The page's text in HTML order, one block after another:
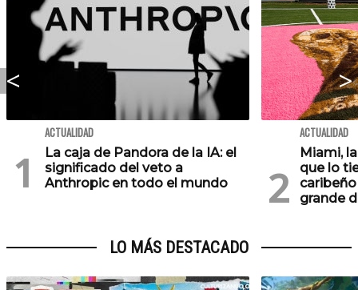
ACTUALIDAD
La caja de Pandora de la IA: el
significado del veto a
Anthropic en todo el mundo
ACTUALIDAD
Miami,
que lo
grande
LO MÁS DESTACADO